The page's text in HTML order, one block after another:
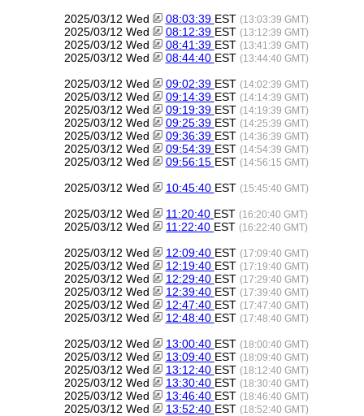
2025/03/12 Wed 08:03:39 EST (13:03:39 GMT)
2025/03/12 Wed 08:12:39 EST (13:12:39 GMT)
2025/03/12 Wed 08:41:39 EST (13:41:39 GMT)
2025/03/12 Wed 08:44:40 EST (13:44:40 GMT)
2025/03/12 Wed 09:02:39 EST (14:02:39 GMT)
2025/03/12 Wed 09:14:39 EST (14:14:39 GMT)
2025/03/12 Wed 09:19:39 EST (14:19:39 GMT)
2025/03/12 Wed 09:25:39 EST (14:25:39 GMT)
2025/03/12 Wed 09:36:39 EST (14:36:39 GMT)
2025/03/12 Wed 09:54:39 EST (14:54:39 GMT)
2025/03/12 Wed 09:56:15 EST (14:56:15 GMT)
2025/03/12 Wed 10:45:40 EST (15:45:40 GMT)
2025/03/12 Wed 11:20:40 EST (16:20:40 GMT)
2025/03/12 Wed 11:22:40 EST (16:22:40 GMT)
2025/03/12 Wed 12:09:40 EST (17:09:40 GMT)
2025/03/12 Wed 12:19:40 EST (17:19:40 GMT)
2025/03/12 Wed 12:29:40 EST (17:29:40 GMT)
2025/03/12 Wed 12:39:40 EST (17:39:40 GMT)
2025/03/12 Wed 12:47:40 EST (17:47:40 GMT)
2025/03/12 Wed 12:48:40 EST (17:48:40 GMT)
2025/03/12 Wed 13:00:40 EST (18:00:40 GMT)
2025/03/12 Wed 13:09:40 EST (18:09:40 GMT)
2025/03/12 Wed 13:12:40 EST (18:12:40 GMT)
2025/03/12 Wed 13:30:40 EST (18:30:40 GMT)
2025/03/12 Wed 13:46:40 EST (18:46:40 GMT)
2025/03/12 Wed 13:52:40 EST (18:52:40 GMT)